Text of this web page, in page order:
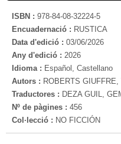
ISBN : 978-84-08-32224-5
Encuadernació : RUSTICA
Data d'edició : 03/06/2026
Any d'edició : 2026
Idioma : Español, Castellano
Autors : ROBERTS
Traductores : DEZA GUIL,
Nº de pàgines : 456
Col·lecció : NO FICCIÓN